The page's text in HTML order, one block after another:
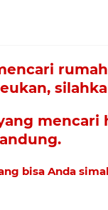
mencari
bisa Anda